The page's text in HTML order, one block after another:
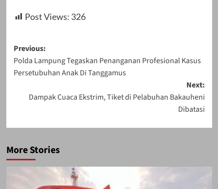
Post Views: 326
Post
navigation
Previous:
Polda Lampung Tegaskan Penanganan Profesional Kasus
Persetubuhan Anak Di Tanggamus
Next:
Dampak Cuaca Ekstrim, Tiket di Pelabuhan Bakauheni
Dibatasi
More Stories